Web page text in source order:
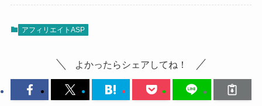
アフィリエイトASP
よかったらシェアしてね！